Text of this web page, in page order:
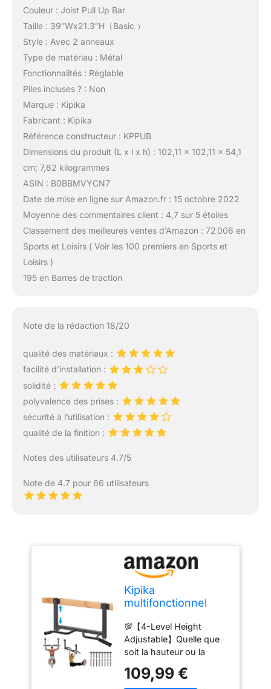
Couleur : Joist Pull Up Bar
Taille : 39″Wx21.3″H（Basic ）
Style : Avec 2 anneaux
Type de matériau : Métal
Fonctionnalités : Réglable
Piles incluses ? : Non
Marque : Kipika
Fabricant : Kipika
Référence constructeur : KPPUB
Dimensions du produit (L x l x h) : 102,11 x 102,11 x 54,1
cm; 7,62 kilogrammes
ASIN : B0BBMVYCN7
Date de mise en ligne sur Amazon.fr : 15 octobre 2022
Moyenne des commentaires client : 4,7 sur 5 étoiles
Classement des meilleures ventes d’Amazon : 72 006 en
Sports et Loisirs ( Voir les 100 premiers en Sports et
Loisirs )
195 en Barres de traction
Note de la rédaction 18/20
qualité des matériaux :
facilité d’installation :
solidité :
polyvalence des prises :
sécurité à l’utilisation :
qualité de la finition :
Notes des utilisateurs 4.7/5
Note de 4.7 pour 66 utilisateurs
Kipika
multifonctionnel
Up Bar, 4 niveaux
de réglage de la
hauteur, poignée
multi-angle, Chin
Up Bar Joist Mount,
💯【4-Level Height
Adjustable】Quelle que
soit la hauteur ou la
vous pouvez facilement
109,99 €